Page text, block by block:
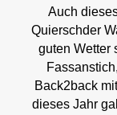
Auch
Quierschder
guten Wetter
Back2back
dieses Jahr